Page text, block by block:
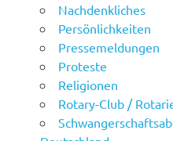
Nachdenkliches
Persönlichkeiten
Pressemeldungen
Proteste
Religionen
Rotary-Club /